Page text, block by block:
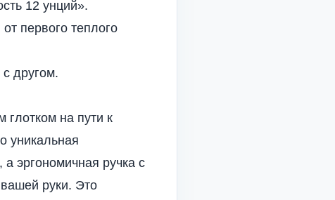
12 унций».
первого теплого
другом.
на пути к
уникальная
эргономичная ручка с
руки. Это